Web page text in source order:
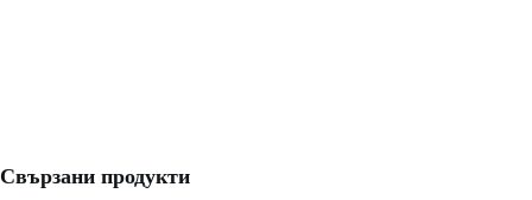
Свързани продукти